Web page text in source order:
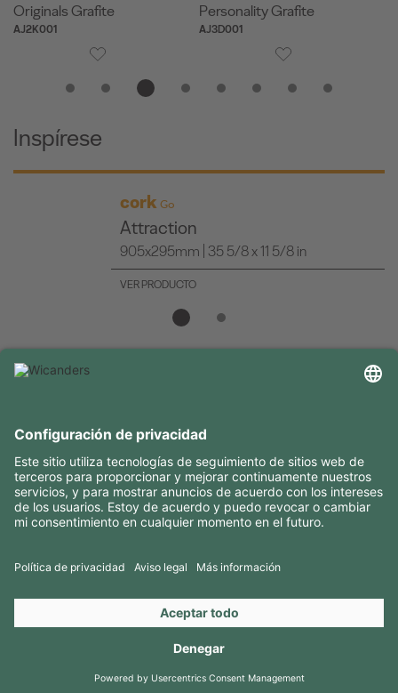
Originals Grafite
AJ2K001
Personality Grafite
AJ3D001
Inspírese
cork Go
Attraction
905x295mm | 35 5/8 x 11 5/8 in
VER PRODUCTO
CONTACTOS
SÍGANOS EN
Copyright 2026 © Amorim Cork Solutions. All rights reserved.
byWebcomum